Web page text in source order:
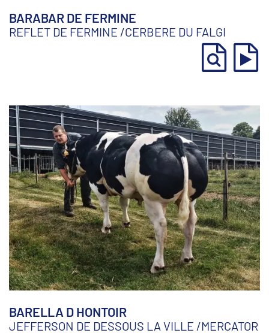
BARABAR DE FERMINE
REFLET DE FERMINE /CERBERE DU FALGI
BARELLA D HONTOIR
JEFFERSON DE DESSOUS LA VILLE /MERCATOR